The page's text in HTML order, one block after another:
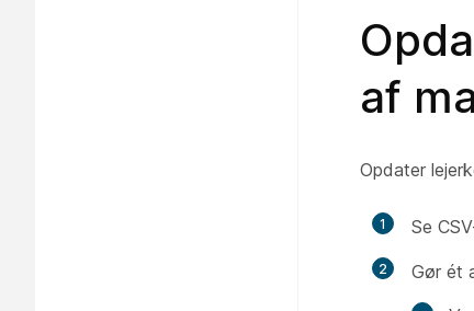
af
Opdater
1 Se
2
Gør ét